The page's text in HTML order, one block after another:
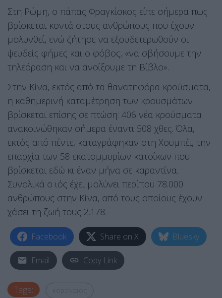
Στη Ρώμη, ο πάπας Φραγκίσκος είπε σήμερα πως
βρίσκεται κοντά στους ανθρώπους που έχουν
μολυνθεί, ενώ ζήτησε να εξουδετερωθούν οι
ψευδείς φήμες και ο φόβος, «να σβήσουμε την
τηλεόραση και να ανοίξουμε τη Βίβλο».
Στην Κίνα, εκτός από τα θανατηφόρα κρούσματα,
η καθημερινή καταμέτρηση των κρουσμάτων
βρίσκεται επίσης σε πτώση: 406 νέα κρούσματα
ανακοινώθηκαν σήμερα έναντι 508 χθες. Όλα,
εκτός από πέντε, καταγράφηκαν στη Χουμπέι, την
επαρχία των 58 εκατομμυρίων κατοίκων που
βρίσκεται εδώ κι έναν μήνα σε καραντίνα.
Συνολικά ο ιός έχει μολύνει περίπου 78.000
ανθρώπους στην Κίνα, από τους οποίους έχουν
χάσει τη ζωή τους 2.178.
Facebook Share on X Bluesky
Email Copy Link
Tags: